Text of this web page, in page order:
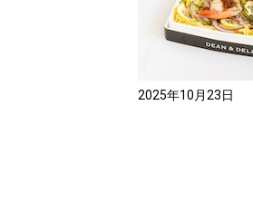
2025年10月23日